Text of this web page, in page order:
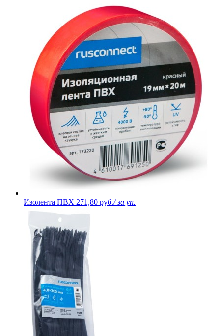
Изолента ПВХ 271,80 руб./ за уп.